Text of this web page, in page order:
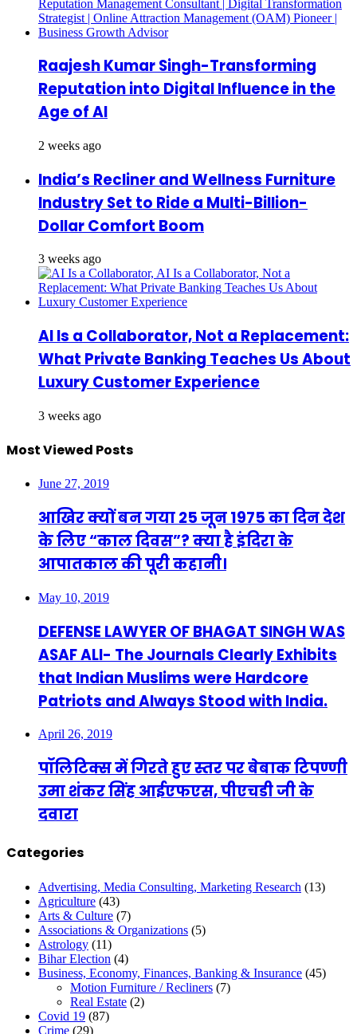
Raajesh Kumar Singh-Transforming
Reputation into Digital Influence in the
Age of AI
2 weeks ago
India’s Recliner and Wellness Furniture
Industry Set to Ride a Multi-Billion-
Dollar Comfort Boom
3 weeks ago
AI Is a Collaborator, Not a Replacement:
What Private Banking Teaches Us About
Luxury Customer Experience
3 weeks ago
Most Viewed Posts
June 27, 2019
आखिर क्यों बन गया 25 जून 1975 का दिन देश
के लिए “काल दिवस”? क्या है इंदिरा के
आपातकाल की पूरी कहानी।
May 10, 2019
DEFENSE LAWYER OF BHAGAT SINGH WAS
ASAF ALI- The Journals Clearly Exhibits
that Indian Muslims were Hardcore
Patriots and Always Stood with India.
April 26, 2019
पॉलिटिक्स में गिरते हुए स्तर पर बेबाक टिपण्णी
उमा शंकर सिंह आईएफएस, पीएचडी जी के
दवारा
Categories
Advertising, Media Consulting, Marketing Research (13)
Agriculture (43)
Arts & Culture (7)
Associations & Organizations (5)
Astrology (11)
Bihar Election (4)
Business, Economy, Finances, Banking & Insurance (45)
Motion Furniture / Recliners (7)
Real Estate (2)
Covid 19 (87)
Crime (29)